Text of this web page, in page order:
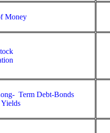
Money
Term Debt-Bonds